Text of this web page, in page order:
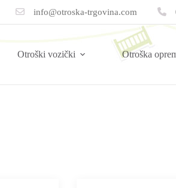
info@otroska-trgovina.com
Otroški vozički Otroška